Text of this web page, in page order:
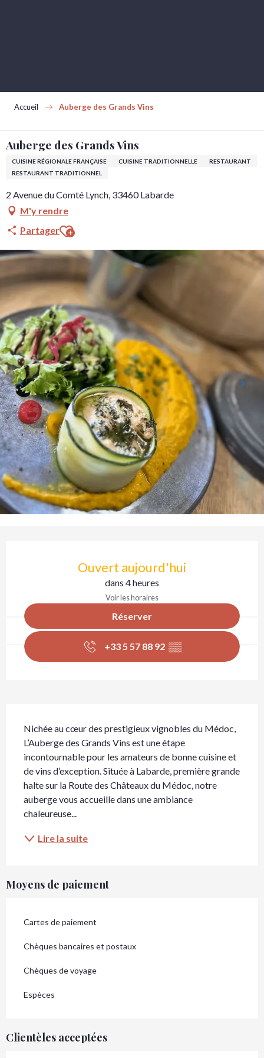
Accueil Auberge des Grands Vins
Auberge des Grands Vins
CUISINE RÉGIONALE FRANÇAISE CUISINE TRADITIONNELLE
RESTAURANT
RESTAURANT TRADITIONNEL
2 Avenue du Comté Lynch, 33460 Labarde
M'y rendre
PartagerAjouter aux favoris
Ouvert aujourd'hui
dans 4 heures
Voir les horaires
Réserver
+33 5 57 88 92 ▒▒
Nichée au cœur des prestigieux vignobles du Médoc,
L’Auberge des Grands Vins est une étape
incontournable pour les amateurs de bonne cuisine et
de vins d’exception. Située à Labarde, première grande
halte sur la Route des Châteaux du Médoc, notre
auberge vous accueille dans une ambiance
chaleureuse...
Lire la suite
Moyens de paiement
Cartes de paiement
Chèques bancaires et postaux
Chèques de voyage
Espèces
Clientèles acceptées